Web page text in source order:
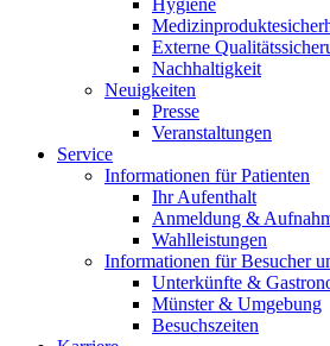
Hygiene
Externe
Nachhaltigkeit
Neuigkeiten
Presse
Veranstaltungen
Service
Informationen für Patienten
Ihr Aufenthalt
Anmeldung &
Wahlleistungen
Informationen für Besucher
Unterkünfte &
Münster & Umgebung
Besuchszeiten